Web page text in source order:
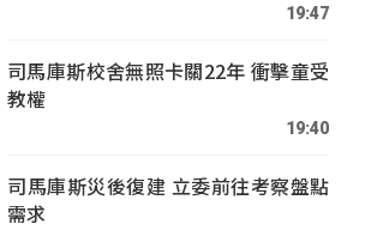
19:47
司馬庫斯校舍無照卡關22年 衝擊童受
教權
19:40
司馬庫斯災後復建 立委前往考察盤點
需求